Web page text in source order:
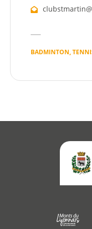
BADMINTON,